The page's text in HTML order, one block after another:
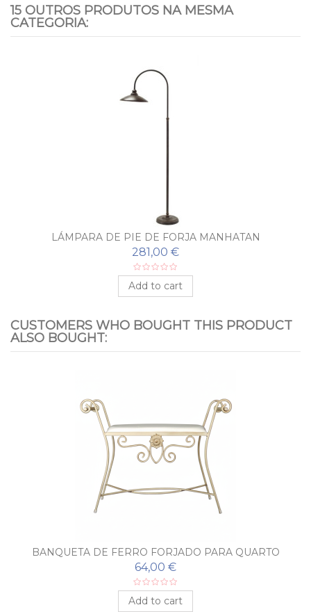
15 OUTROS PRODUTOS NA MESMA
CATEGORIA:
LÁMPARA DE PIE DE FORJA MANHATAN
281,00 €
Add to cart
CUSTOMERS WHO BOUGHT THIS PRODUCT
ALSO BOUGHT:
BANQUETA DE FERRO FORJADO PARA QUARTO
COMBO
64,00 €
Add to cart